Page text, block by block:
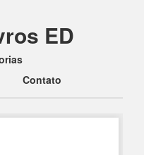
ED
Contato